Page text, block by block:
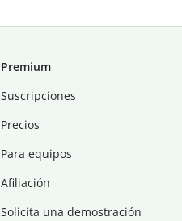
Premium
Suscripciones
Precios
Para equipos
Afiliación
Solicita una demostración